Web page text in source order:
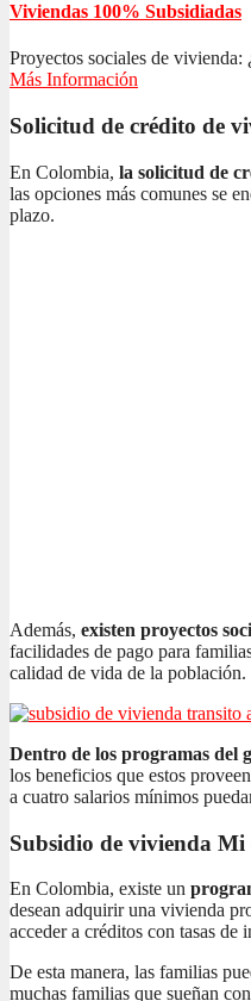
Viviendas 100% Subsidiadas
Proyectos sociales de vivienda:
Más Información
Solicitud de crédito de
En Colombia, la solicitud de
las opciones más comunes se
plazo.
Además, existen proyectos
facilidades de pago para
calidad de vida de la población.
Dentro de los programas del
los beneficios que estos
a cuatro salarios mínimos
Subsidio de vivienda Mi
En Colombia, existe un
desean adquirir una vivienda
acceder a créditos con tasas de
De esta manera, las familias
muchas familias que sueñan